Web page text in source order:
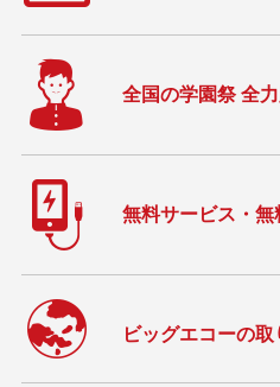
全国の学園祭 全力
無料サービス・無
ビッグエコーの取